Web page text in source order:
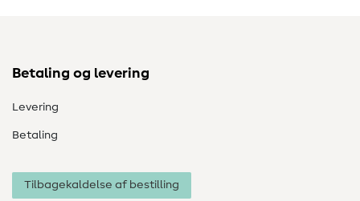
Betaling og levering
Levering
Betaling
Tilbagekaldelse af bestilling